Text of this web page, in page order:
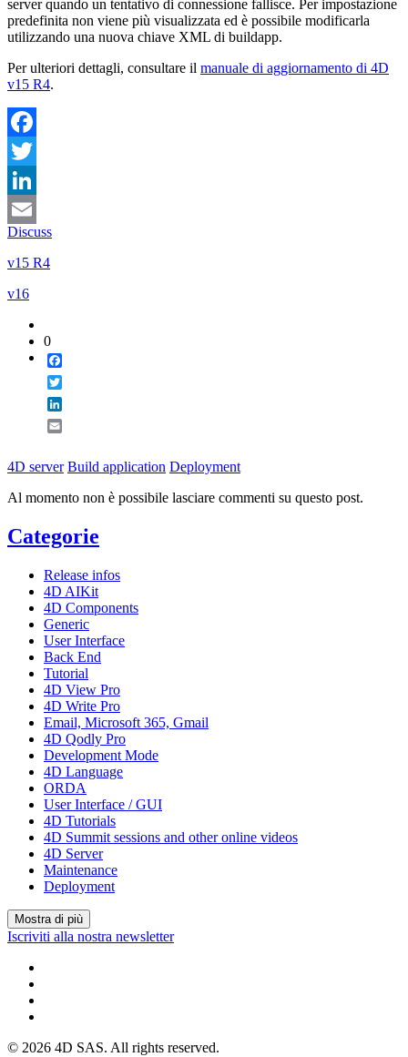
server quando un tentativo di connessione fallisce. Per impostazione
predefinita non viene più visualizzata ed è possibile modificarla
utilizzando una nuova chiave XML di buildapp.
Per ulteriori dettagli, consultare il manuale di aggiornamento di 4D
v15 R4.
Facebook
Twitter
LinkedIn
Email
Discuss
v15 R4
v16
0
4D server Build application Deployment
Al momento non è possibile lasciare commenti su questo post.
Categorie
Release infos
4D AIKit
4D Components
Generic
User Interface
Back End
Tutorial
4D View Pro
4D Write Pro
Email, Microsoft 365, Gmail
4D Qodly Pro
Development Mode
4D Language
ORDA
User Interface / GUI
4D Tutorials
4D Summit sessions and other online videos
4D Server
Maintenance
Deployment
Mostra di più
Iscriviti alla nostra newsletter
© 2026 4D SAS. All rights reserved.